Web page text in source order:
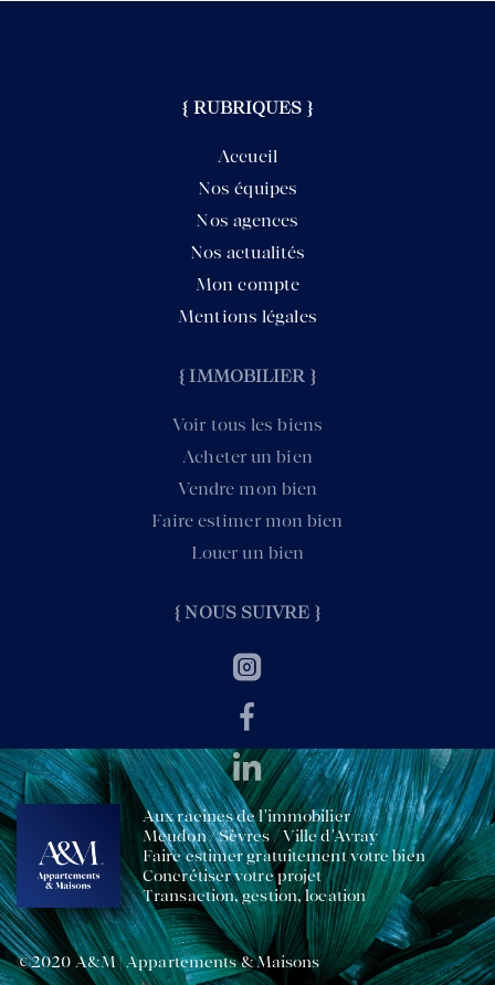
Aux racines de l'immobilier
Meudon / Sèvres / Ville d'Avray
Faire estimer gratuitement votre bien
Concrétiser votre projet
Transaction, gestion, location
©2020 A&M | Appartements & Maisons
{ RUBRIQUES }
Accueil
Nos équipes
Nos agences
Nos actualités
Mon compte
Mentions légales
{ IMMOBILIER }
Voir tous les biens
Acheter un bien
Vendre mon bien
Faire estimer mon bien
Louer un bien
{ NOUS SUIVRE }